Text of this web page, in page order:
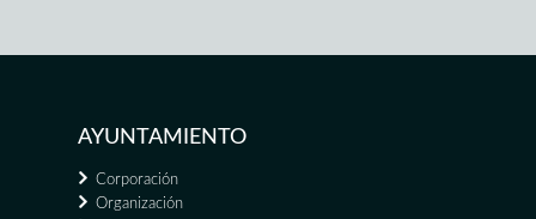
AYUNTAMIENTO
Corporación
Organización